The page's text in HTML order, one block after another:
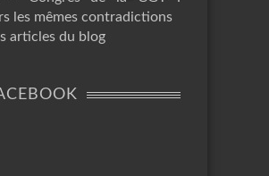
les mêmes contradictions
articles du blog